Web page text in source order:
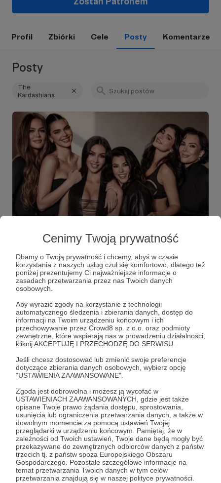
Cenimy Twoją prywatność
Dbamy o Twoją prywatność i chcemy, abyś w czasie
korzystania z naszych usług czuł się komfortowo, dlatego też
poniżej prezentujemy Ci najważniejsze informacje o
zasadach przetwarzania przez nas Twoich danych
osobowych.
Aby wyrazić zgody na korzystanie z technologii
automatycznego śledzenia i zbierania danych, dostęp do
informacji na Twoim urządzeniu końcowym i ich
przechowywanie przez Crowd8 sp. z o.o. oraz podmioty
zewnętrzne, które wspierają nas w prowadzeniu działalności,
kliknij AKCEPTUJĘ I PRZECHODZĘ DO SERWISU.
Jeśli chcesz dostosować lub zmienić swoje preferencje
dotyczące zbierania danych osobowych, wybierz opcję
"USTAWIENIA ZAAWANSOWANE".
Zgoda jest dobrowolna i możesz ją wycofać w
USTAWIENIACH ZAAWANSOWANYCH, gdzie jest także
opisane Twoje prawo żądania dostępu, sprostowania,
usunięcia lub ograniczenia przetwarzania danych, a także w
dowolnym momencie za pomocą ustawień Twojej
przeglądarki w urządzeniu końcowym. Pamiętaj, że w
zależności od Twoich ustawień, Twoje dane będą mogły być
przekazywane do zewnętrznych odbiorców danych z państw
trzecich tj. z państw spoza Europejskiego Obszaru
Gospodarczego. Pozostałe szczegółowe informacje na
temat przetwarzania Twoich danych w tym celów
przetwarzania znajdują się w naszej polityce prywatności.
Profil Zbiórki Cele Posty Komentarze
Posty
The
Kardashians
22.12.2025 Brak komentarzy
FETYSZ BEZ CENZURY: KARDYMANKI.
kurtyzaną, w niektórych kręgach było nawet zaszczytem,
najwyższym stopniem wtajemniczenia w seks i tajniki
uwodzenia. Kurtyzany często władały kilkoma językami,
były wyedukowane i częściej używano ich w formie dam
do towarzystwa niż kogoś do fizycznego wyzysku. Ale
cholery dziwek. Takich z najtańszego sortu (...)".
Bartek Fetysz felieton Fetysz bez cenzury
Dołącz do grona Patronów!
Wesprzyj działalność AutoraBartek Fetysz już teraz!
Zostań Patronem